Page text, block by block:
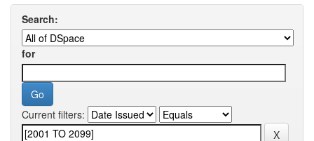
Search:
for
Current filters: